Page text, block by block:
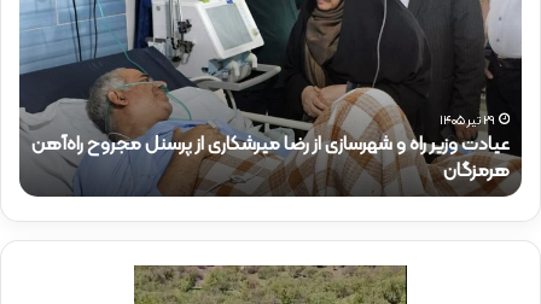
مجروح راه‌آهن
ر
ذ
ا
ک
ر
ی
د
ر
۱۵ تیر ۱۴۰۵
حضور دکتر ذاکری در موکب شهدای راه‌آهن